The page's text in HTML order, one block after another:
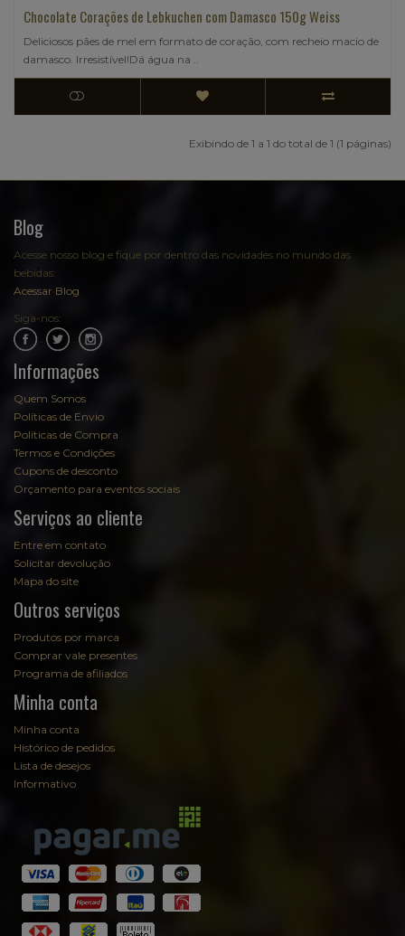
Chocolate Corações de Lebkuchen com Damasco 150g Weiss
Deliciosos pães de mel em formato de coração, com recheio macio de
damasco. Irresistível!Dá água na ..
Exibindo de 1 a 1 do total de 1 (1 páginas)
Blog
Acesse nosso blog e fique por dentro das novidades no mundo das
bebidas:
Acessar Blog
Siga-nos:
Informações
Quem Somos
Políticas de Envio
Políticas de Compra
Termos e Condições
Cupons de desconto
Orçamento para eventos sociais
Serviços ao cliente
Entre em contato
Solicitar devolução
Mapa do site
Outros serviços
Produtos por marca
Comprar vale presentes
Programa de afiliados
Minha conta
Minha conta
Histórico de pedidos
Lista de desejos
Informativo